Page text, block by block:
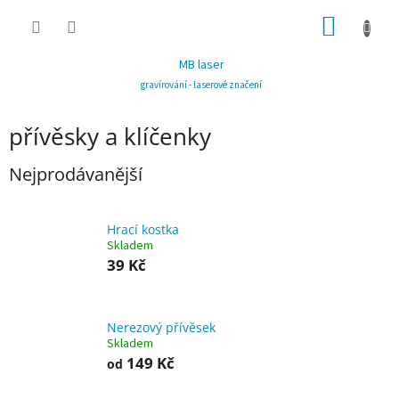
MB laser
gravírování - laserové značení
přívěsky a klíčenky
Nejprodávanější
Hrací kostka
Skladem
39 Kč
Nerezový přívěsek
Skladem
od 149 Kč